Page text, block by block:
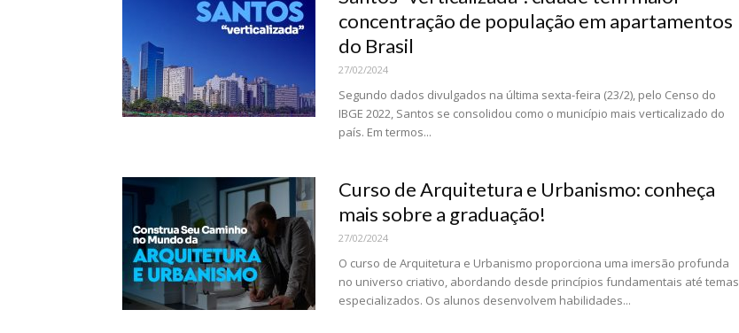
concentração de população em apartamentos
do Brasil
27/02/2024
Segundo dados divulgados na última sexta-feira (23/2), pelo Censo do
IBGE 2022, Santos se consolidou como o município mais verticalizado do
país. Em termos...
Curso de Arquitetura e Urbanismo: conheça
mais sobre a graduação!
27/02/2024
O curso de Arquitetura e Urbanismo proporciona uma imersão profunda
no universo criativo, abordando desde princípios fundamentais até temas
especializados. Os alunos desenvolvem habilidades...